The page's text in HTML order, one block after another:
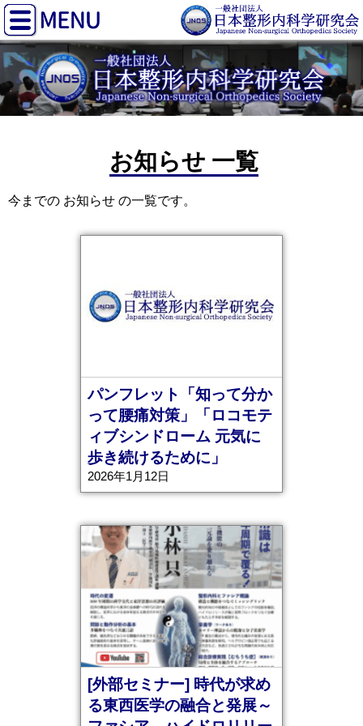
お知らせ 一覧
今までの お知らせ の一覧です。
パンフレット「知って分か
って腰痛対策」「ロコモテ
ィブシンドローム 元気に
歩き続けるために」
2026年1月12日
[外部セミナー] 時代が求め
る東西医学の融合と発展～